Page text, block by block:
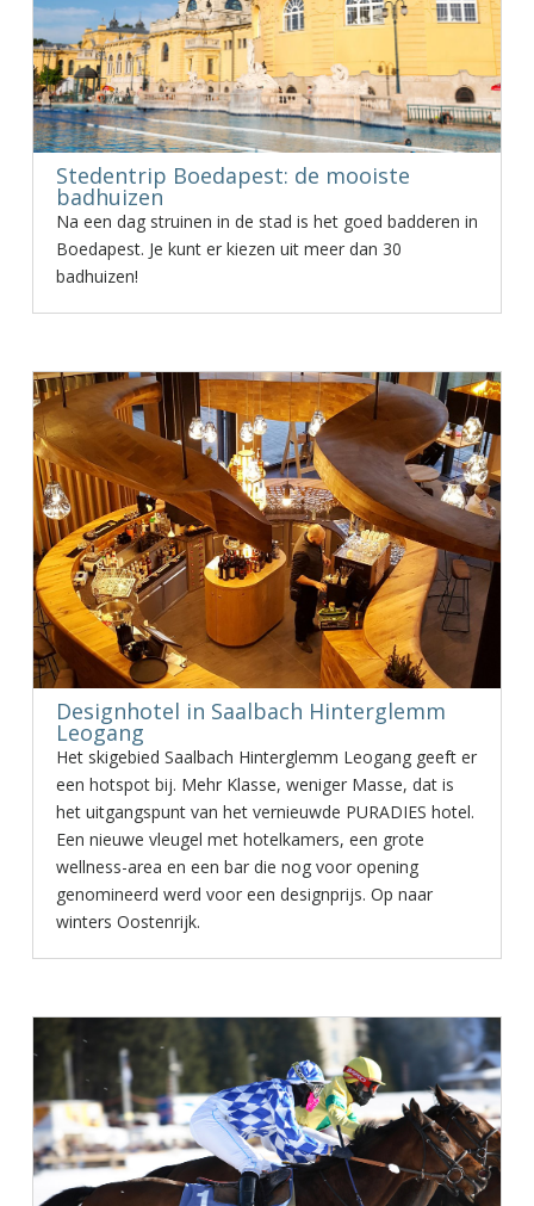
Stedentrip Boedapest: de mooiste
badhuizen
Na een dag struinen in de stad is het goed badderen in
Boedapest. Je kunt er kiezen uit meer dan 30
badhuizen!
Designhotel in Saalbach Hinterglemm
Leogang
Het skigebied Saalbach Hinterglemm Leogang geeft er
een hotspot bij. Mehr Klasse, weniger Masse, dat is
het uitgangspunt van het vernieuwde PURADIES hotel.
Een nieuwe vleugel met hotelkamers, een grote
wellness-area en een bar die nog voor opening
genomineerd werd voor een designprijs. Op naar
winters Oostenrijk.